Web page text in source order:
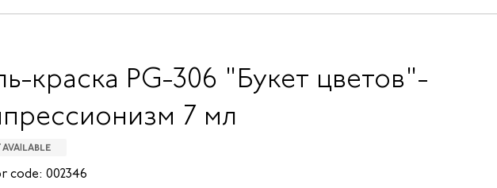
краска PG-306 "Букет цветов"-
7 мл
code: 002346